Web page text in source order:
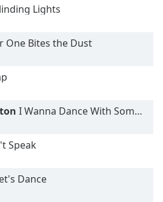
Lights
One Bites the Dust
I Wanna Dance With Somebody
Speak
Dance